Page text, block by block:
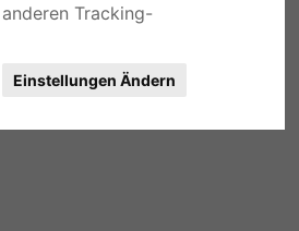
Tracking-
Einstellungen Ändern